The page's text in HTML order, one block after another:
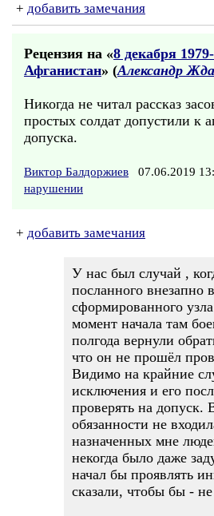
+ добавить замечания
Рецензия на «8 декабря
Афганистан» (Александр
Никогда не читал рассказ
простых солдат допустили к
допуска.
Виктор Балдоржиев 07.06.2019
нарушении
+ добавить замечания
У нас был случай ,
посланного внезапно
сформированного
момент начала там
полгода вернули
что он не прошёл
Видимо на крайние
исключения и его
проверять на допуск.
обязанности не
назначенных мне
некогда было даже
начал бы проявлять
сказали, чтобы бы -